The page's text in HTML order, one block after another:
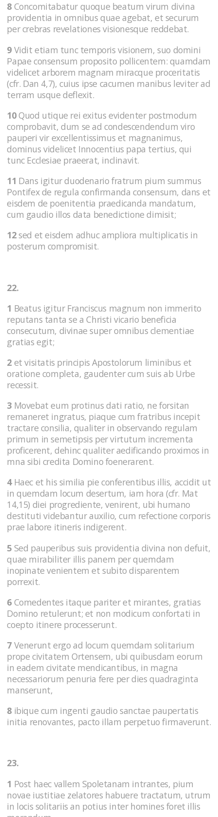
8 Concomitabatur quoque beatum virum divina
providentia in omnibus quae agebat, et securum
per crebras revelationes visionesque reddebat.
9 Vidit etiam tunc temporis visionem, suo domini
Papae consensum proposito pollicentem: quamdam
videlicet arborem magnam miracque proceritatis
(cfr. Dan 4,7), cuius ipse cacumen manibus leviter ad
terram usque deflexit.
10Quod utique rei exitus evidenter postmodum
comprobavit, dum se ad condescendendum viro
pauperi vir excellentissimus et magnanimus,
dominus videlicet Innocentius papa tertius, qui
tunc Ecclesiae praeerat, inclinavit.
11 Dans igitur duodenario fratrum pium summus
Pontifex de regula confirmanda consensum, dans et
eisdem de poenitentia praedicanda mandatum,
cum gaudio illos data benedictione dimisit;
12sed et eisdem adhuc ampliora multiplicatis in
posterum compromisit.
22.
1 Beatus igitur Franciscus magnum non immerito
reputans tanta se a Christi vicario beneficia
consecutum, divinae super omnibus clementiae
gratias egit;
2 et visitatis principis Apostolorum liminibus et
oratione completa, gaudenter cum suis ab Urbe
recessit.
3 Movebat eum protinus dati ratio, ne forsitan
remaneret ingratus, piaque cum fratribus incepit
tractare consilia, qualiter in observando regulam
primum in semetipsis per virtutum incrementa
proficerent, dehinc qualiter aedificando proximos in
mna sibi credita Domino foenerarent.
4Haec et his similia pie conferentibus illis, accidit ut
in quemdam locum desertum, iam hora (cfr. Mat
14,15) diei progrediente, venirent, ubi humano
destituti videbantur auxilio, cum refectione corporis
prae labore itineris indigerent.
5 Sed pauperibus suis providentia divina non defuit,
quae mirabiliter illis panem per quemdam
inopinate venientem et subito disparentem
porrexit.
6 Comedentes itaque pariter et mirantes, gratias
Domino retulerunt; et non modicum confortati in
coepto itinere processerunt.
7 Venerunt ergo ad locum quemdam solitarium
prope civitatem Ortensem, ubi quibusdam eorum
in eadem civitate mendicantibus, in magna
necessariorum penuria fere per dies quadraginta
manserunt,
8 ibique cum ingenti gaudio sanctae paupertatis
initia renovantes, pacto illam perpetuo firmaverunt.
23.
1 Post haec vallem Spoletanam intrantes, pium
novae iustitiae zelatores habuere tractatum, utrum
in locis solitariis an potius inter homines foret illis